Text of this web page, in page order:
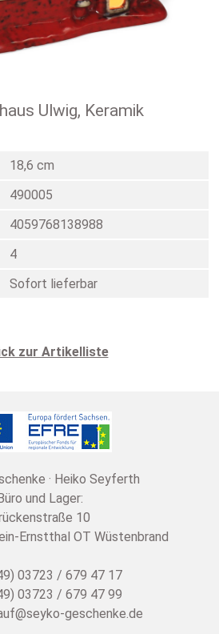
Ulwig, Keramik
18,6 cm
490005
4059768138988
4
Sofort lieferbar
zur Artikelliste
· Heiko Seyferth
und Lager:
10
Ernstthal OT Wüstenbrand
03723 / 679 47 17
03723 / 679 47 99
geschenke.de